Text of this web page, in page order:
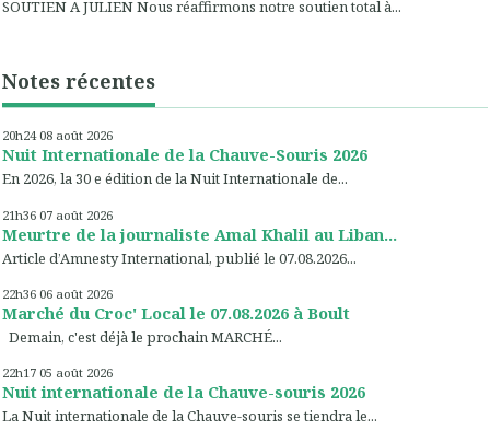
SOUTIEN A JULIEN Nous réaffirmons notre soutien total à...
Notes récentes
20h24 08 août 2026
Nuit Internationale de la Chauve-Souris 2026
En 2026, la 30 e édition de la Nuit Internationale de...
21h36 07 août 2026
Meurtre de la journaliste Amal Khalil au Liban...
Article d’Amnesty International, publié le 07.08.2026...
22h36 06 août 2026
Marché du Croc' Local le 07.08.2026 à Boult
Demain, c'est déjà le prochain MARCHÉ...
22h17 05 août 2026
Nuit internationale de la Chauve-souris 2026
La Nuit internationale de la Chauve-souris se tiendra le...